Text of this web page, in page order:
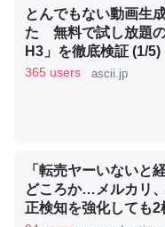
─ニュース :: 【研究発表】
いのか」に関する新仮説
いる鋏角類（カブト
ずキチンを強化してる
とんでもない動画生
た 無料で試し放題
H3」を徹底検証 (1/5)
365 users ascii.jp
「転売ヤーいないと
どころか…メルカリ
正検知を強化しても